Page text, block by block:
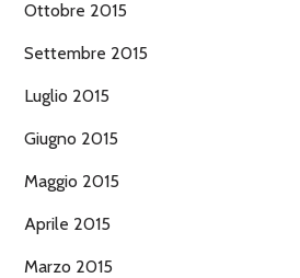
Ottobre 2015
Settembre 2015
Luglio 2015
Giugno 2015
Maggio 2015
Aprile 2015
Marzo 2015